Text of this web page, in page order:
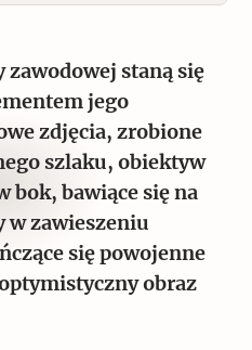
staną się
jego
zdjęcia, zrobione
szlaku, obiektyw
bok, bawiące się na
w zawieszeniu
się powojenne
obraz